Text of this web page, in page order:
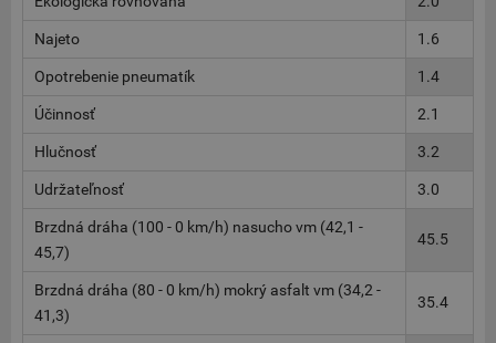
Najeto 1.6
Opotrebenie pneumatík 1.4
Účinnosť 2.1
Hlučnosť 3.2
Udržateľnosť 3.0
Brzdná dráha (100 - 0 km/h) nasucho vm (42,1 -
45,7)
45.5
Brzdná dráha (80 - 0 km/h) mokrý asfalt vm (34,2 -
41,3)
35.4